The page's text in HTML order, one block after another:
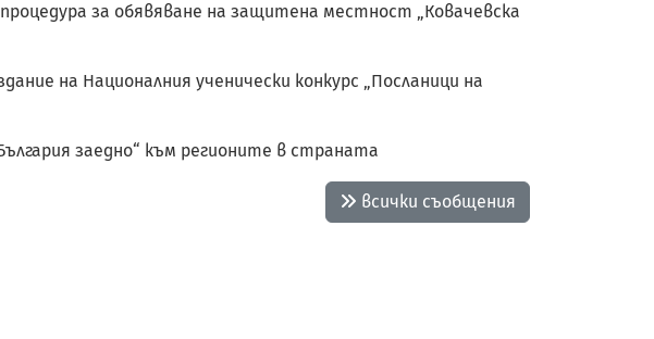
за обявяване на защитена местност „Ковачевска
на Националния ученически конкурс „Посланици на
заедно“ към регионите в страната
всички съобщения